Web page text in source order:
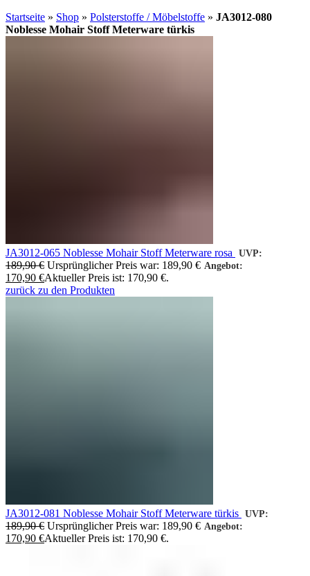
Startseite » Shop » Polsterstoffe / Möbelstoffe » JA3012-080
Noblesse Mohair Stoff Meterware türkis
JA3012-065 Noblesse Mohair Stoff Meterware rosa UVP:
189,90€ Ursprünglicher Preis war: 189,90 € Angebot:
170,90 €Aktueller Preis ist: 170,90 €.
zurück zu den Produkten
JA3012-081 Noblesse Mohair Stoff Meterware türkis UVP:
189,90€ Ursprünglicher Preis war: 189,90 € Angebot:
170,90 €Aktueller Preis ist: 170,90 €.